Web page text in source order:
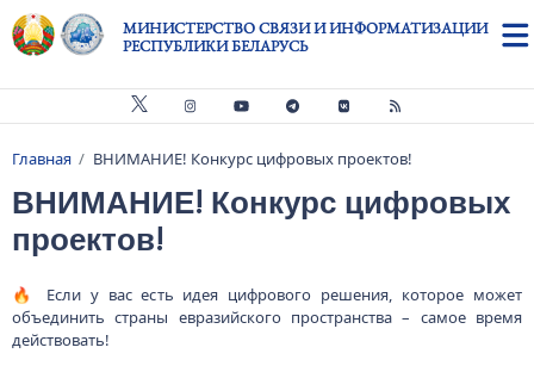
Перейти к основному содержанию
МИНИСТЕРСТВО СВЯЗИ И ИНФОРМАТИЗАЦИИ
РЕСПУБЛИКИ БЕЛАРУСЬ
Строка навигации
Главная ВНИМАНИЕ! Конкурс цифровых проектов!
ВНИМАНИЕ! Конкурс цифровых
проектов!
🔥 Если у вас есть идея цифрового решения, которое может
объединить страны евразийского пространства – самое время
действовать!